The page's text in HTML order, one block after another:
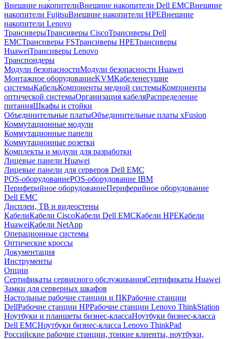
Внешние накопителиВнешние накопители Dell EMCВнешние
накопители FujitsuВнешние накопители HPEВнешние
накопители Lenovo
ТрансиверыТрансиверы CiscoТрансиверы Dell
EMCТрансиверы FSТрансиверы HPEТрансиверы
HuaweiТрансиверы Lenovo
Транспондеры
Модули безопасностиМодули безопасности Huawei
Монтажное оборудованиеKVMКабеленесущие
системыКабельКомпоненты медной системыКомпоненты
оптической системыОрганизация кабеляРаспределение
питанияШкафы и стойки
Объединительные платыОбъединительные платы xFusion
Коммутационные модули
Коммутационные панели
Коммутационные розетки
Комплекты и модули для разработки
Лицевые панели Huawei
Лицевые панели для серверов Dell EMC
POS-оборудованиеPOS-оборудование IBM
Периферийное оборудованиеПериферийное оборудование
Dell EMC
Дисплеи, ТВ и видеостены
КабелиКабели CiscoКабели Dell EMCКабели HPEКабели
HuaweiКабели NetApp
Операционные системы
Оптические кроссы
Документация
Инструменты
Опции
Сертификаты сервисного обслуживанияСертификаты Huawei
Замки для серверных шкафов
Настольные рабочие станции и ПКРабочие станции
DellРабочие станции HPРабочие станции Lenovo ThinkStation
Ноутбуки и планшеты бизнес-классаНоутбуки бизнес-класса
Dell EMCНоутбуки бизнес-класса Lenovo ThinkPad
Российские рабочие станции, тонкие клиенты, ноутбуки,